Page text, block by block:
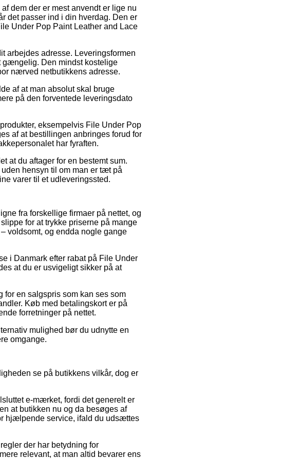
dem der er mest anvendt er lige nu
det passer ind i din hverdag. Den er
Under Pop Paint Leather and Lace
arbejdes adresse. Leveringsformen
gængelig. Den mindst kostelige
nærved netbutikkens adresse.
af at man absolut skal bruge
på den forventede leveringsdato
eksempelvis File Under Pop
af at bestillingen anbringes forud for
har fyraften.
at du aftager for en bestemt sum.
hensyn til om man er tæt på
varer til et udleveringssted.
fra forskellige firmaer på nettet, og
for at trykke priserne på mange
voldsomt, og endda nogle gange
i Danmark efter rabat på File Under
at du er usvigeligt sikker på at
en salgspris som kan ses som
Køb med betalingskort er på
forretninger på nettet.
mulighed bør du udnytte en
omgange.
se på butikkens vilkår, dog er
e-mærket, fordi det generelt er
at butikken nu og da besøges af
hjælpende service, ifald du udsættes
der har betydning for
relevant, at man altid bevarer ens